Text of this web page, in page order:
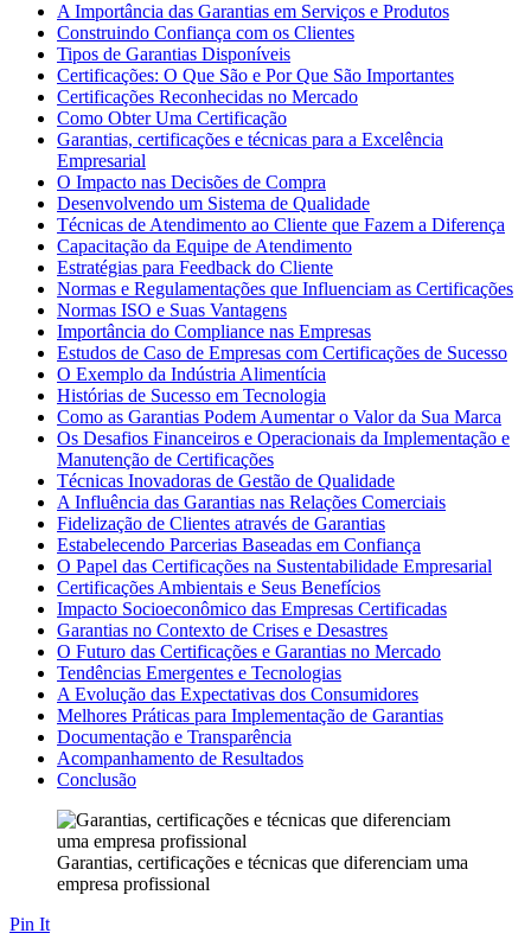
A Importância das Garantias em Serviços e Produtos
Construindo Confiança com os Clientes
Tipos de Garantias Disponíveis
Certificações: O Que São e Por Que São Importantes
Certificações Reconhecidas no Mercado
Como Obter Uma Certificação
Garantias, certificações e técnicas para a Excelência
Empresarial
O Impacto nas Decisões de Compra
Desenvolvendo um Sistema de Qualidade
Técnicas de Atendimento ao Cliente que Fazem a Diferença
Capacitação da Equipe de Atendimento
Estratégias para Feedback do Cliente
Normas e Regulamentações que Influenciam as Certificações
Normas ISO e Suas Vantagens
Importância do Compliance nas Empresas
Estudos de Caso de Empresas com Certificações de Sucesso
O Exemplo da Indústria Alimentícia
Histórias de Sucesso em Tecnologia
Como as Garantias Podem Aumentar o Valor da Sua Marca
Os Desafios Financeiros e Operacionais da Implementação e
Manutenção de Certificações
Técnicas Inovadoras de Gestão de Qualidade
A Influência das Garantias nas Relações Comerciais
Fidelização de Clientes através de Garantias
Estabelecendo Parcerias Baseadas em Confiança
O Papel das Certificações na Sustentabilidade Empresarial
Certificações Ambientais e Seus Benefícios
Impacto Socioeconômico das Empresas Certificadas
Garantias no Contexto de Crises e Desastres
O Futuro das Certificações e Garantias no Mercado
Tendências Emergentes e Tecnologias
A Evolução das Expectativas dos Consumidores
Melhores Práticas para Implementação de Garantias
Documentação e Transparência
Acompanhamento de Resultados
Conclusão
Garantias, certificações e técnicas que diferenciam uma
empresa profissional
Pin It